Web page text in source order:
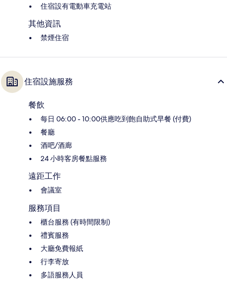
住宿設有電動車充電站
其他資訊
禁煙住宿
住宿設施服務
餐飲
每日 06:00 - 10:00供應吃到飽自助式早餐 (付費)
餐廳
酒吧/酒廊
24 小時客房餐點服務
遠距工作
會議室
服務項目
櫃台服務 (有時間限制)
禮賓服務
大廳免費報紙
行李寄放
多語服務人員